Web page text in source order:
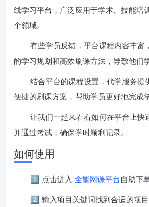
线学习平台，广泛应用于学术、技能培
个领域。
有些学员反馈，平台课程内容丰富
的学习规划和高效刷课方法，导致他们
结合平台的课程设置，代学服务提
便捷的刷课方案，帮助学员更好地完成
让我们一起来看看如何在平台上快
并通过考试，确保学时顺利记录。
如何使用
1️⃣ 点击进入 全能网课平台自助下
2️⃣ 输入项目关键词找到合适的项目